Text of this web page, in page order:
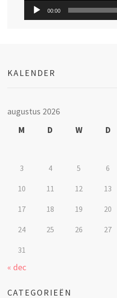
00:00
KALENDER
augustus 2026
M
D W D
3 4 5 6
10 11 12 13
17 18 19 20
24 25 26 27
31
« dec
CATEGORIEËN